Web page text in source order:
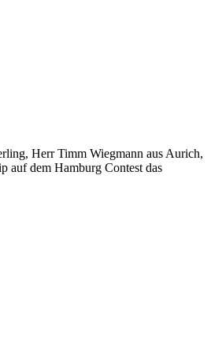
Herr Timm Wiegmann aus Aurich,
auf dem Hamburg Contest das